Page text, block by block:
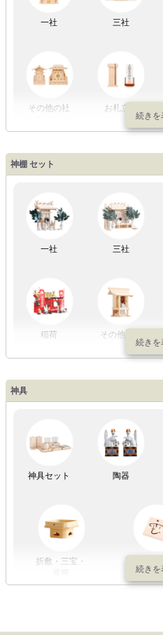
初盆セット 贈るセット
盆提灯一万円
以内
～2万円
一社 三社
その他の社 お札立て
神棚 セット
一社 三社
稲荷 その他の社
神具
神具セット 陶器
折敷・三宝・